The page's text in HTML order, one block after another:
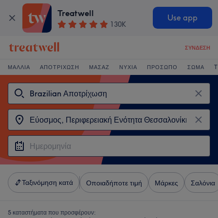
Treatwell
130K
Use app
ΣΎΝΔΕΣΗ
ΜΑΛΛΙΆ ΑΠΟΤΡΊΧΩΣΗ ΜΑΣΆΖ ΝΎΧΙΑ ΠΡΌΣΩΠΟ ΣΏΜΑ
Ταξινόμηση κατά Οποιαδήποτε τιμή Μάρκες Σαλόνια
5 καταστήματα που προσφέρουν: